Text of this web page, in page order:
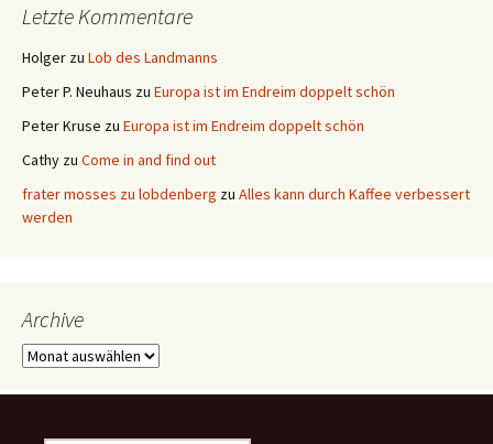
Letzte Kommentare
Holger zu Lob des Landmanns
Peter P. Neuhaus zu Europa ist im Endreim doppelt schön
Peter Kruse zu Europa ist im Endreim doppelt schön
Cathy zu Come in and find out
frater mosses zu lobdenberg zu Alles kann durch Kaffee verbessert
werden
Archive
Archive